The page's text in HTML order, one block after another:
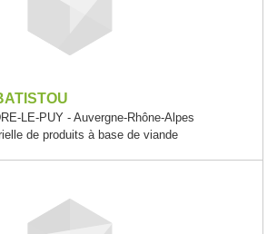
LE-PUY - Auvergne-Rhône-Alpes
de produits à base de viande